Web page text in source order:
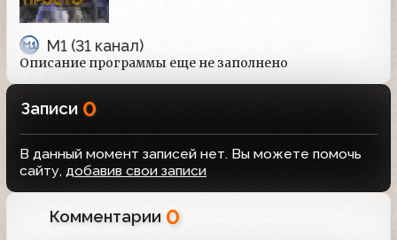
М1 (31 канал)
Описание программы еще не заполнено
Записи 0
В данный момент записей нет. Вы можете помочь
сайту, добавив свои записи
Комментарии 0